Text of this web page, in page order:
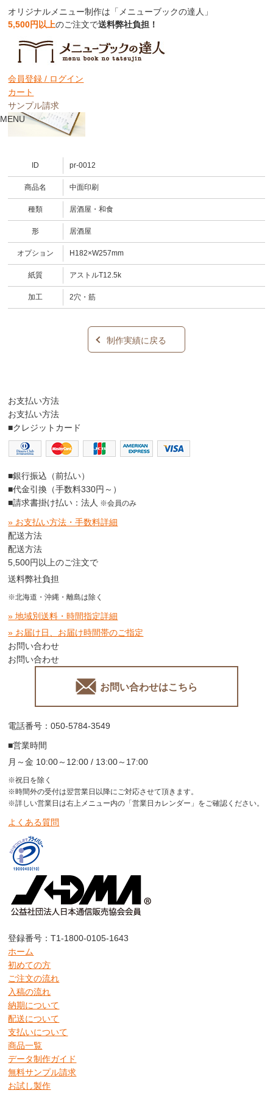
オリジナルメニュー制作は「メニューブックの達人」
5,500円以上のご注文で送料弊社負担！
会員登録 / ログイン
カート
サンプル請求
MENU
メニューブック中面印刷
ID pr-0012
商品名 中面印刷
種類 居酒屋・和食
形 居酒屋
オプション H182×W257mm
紙質 アストルT12.5k
加工 2穴・筋
制作実績に戻る
お支払い方法
お支払い方法
■クレジットカード
■銀行振込（前払い）
■代金引換（手数料330円～）
■請求書掛け払い：法人 ※会員のみ
» お支払い方法・手数料詳細
配送方法
配送方法
5,500円以上のご注文で
送料弊社負担
※北海道・沖縄・離島は除く
» 地域別送料・時間指定詳細
» お届け日、お届け時間帯のご指定
お問い合わせ
お問い合わせ
お問い合わせはこちら
電話番号：050-5784-3549
■営業時間
月～金 10:00～12:00 / 13:00～17:00
※祝日を除く
※時間外の受付は翌営業日以降にご対応させて頂きます。
※詳しい営業日は右上メニュー内の「営業日カレンダー」をご確認ください。
よくある質問
登録番号：T1-1800-0105-1643
ホーム
初めての方
ご注文の流れ
入稿の流れ
納期について
配送について
支払いについて
商品一覧
データ制作ガイド
無料サンプル請求
お試し製作